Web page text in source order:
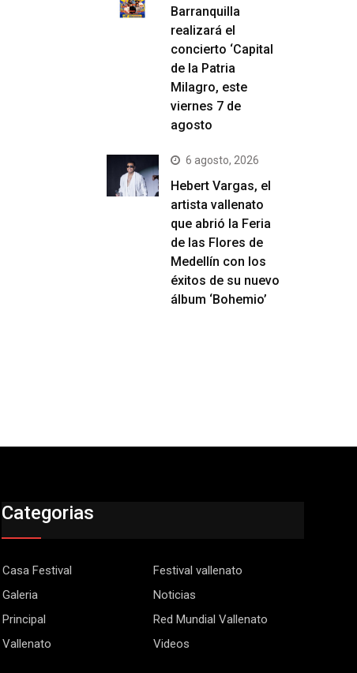
Barranquilla
realizará el
concierto ‘Capital
de la Patria
Milagro, este
viernes 7 de
agosto
6 agosto, 2026
Hebert Vargas, el
artista vallenato
que abrió la Feria
de las Flores de
Medellín con los
éxitos de su nuevo
álbum ‘Bohemio’
Categorias
Casa Festival
Festival vallenato
Galeria
Noticias
Principal
Red Mundial Vallenato
Vallenato
Videos